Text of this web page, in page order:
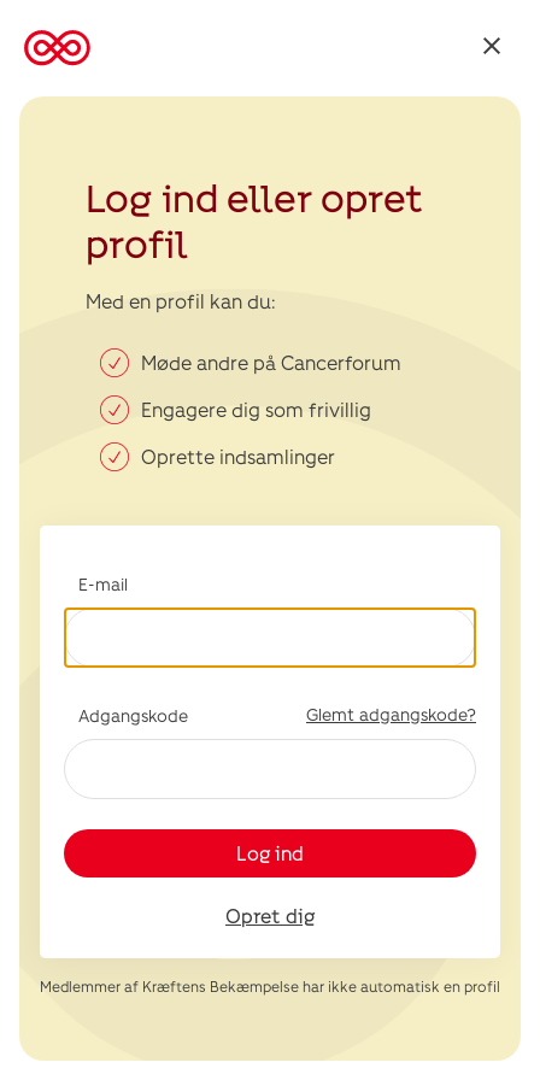
Tilbage
Kræftens
Log ind eller opret
profil
Med en profil kan du:
Møde andre på Cancerforum
Engagere dig som frivillig
Oprette indsamlinger
E-mail
Adgangskode Glemt adgangskode?
Log ind
Opret dig
Medlemmer af Kræftens Bekæmpelse har ikke automatisk en profil